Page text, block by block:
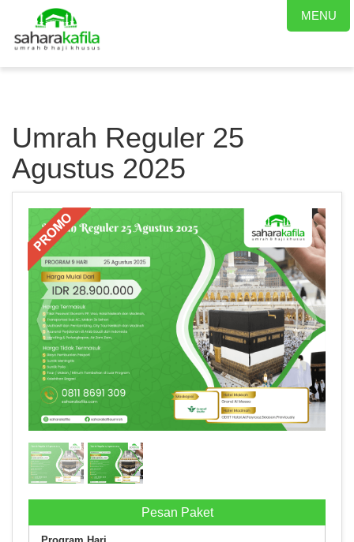
Umrah Reguler 25
Agustus 2025
Umrah Reguler 25 Agustus 2025
Pesan Paket
MENU